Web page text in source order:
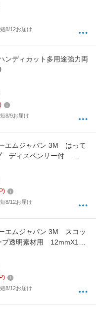
8/12お届け
ンディカット多用途強力両
8/9お届け
エムジャパン 3M はって
ディスペンサー付
8/12お届け
エムジャパン 3M スコッ
透明素材用 12mmX1．
8/12お届け